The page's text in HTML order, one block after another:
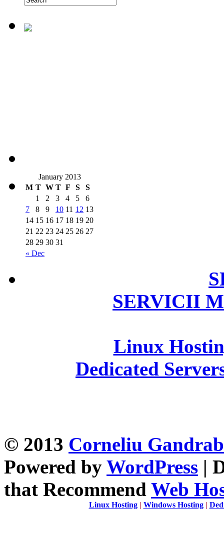
January 2013
M T W T F S S
« Dec
1 2 3 4 5
6
7
8 9 10 11 12 13
14 15 16 17 18 19 20
21 22 23 24 25 26 27
28 29 30 31
SERVICII
Linux
Dedicated
© 2013 Corneliu
Powered by WordPress |
that Recommend Web
Linux Hosting| Windows Hosting|